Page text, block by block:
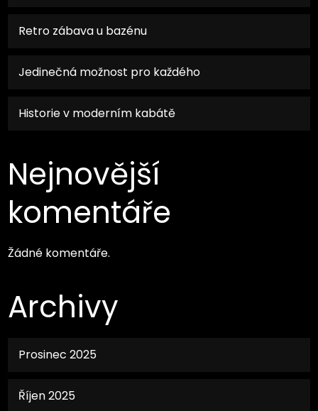
Retro zábava u bazénu
Jedinečná možnost pro každého
Historie v moderním kabátě
Nejnovější
komentáře
Žádné komentáře.
Archivy
Prosinec 2025
Říjen 2025